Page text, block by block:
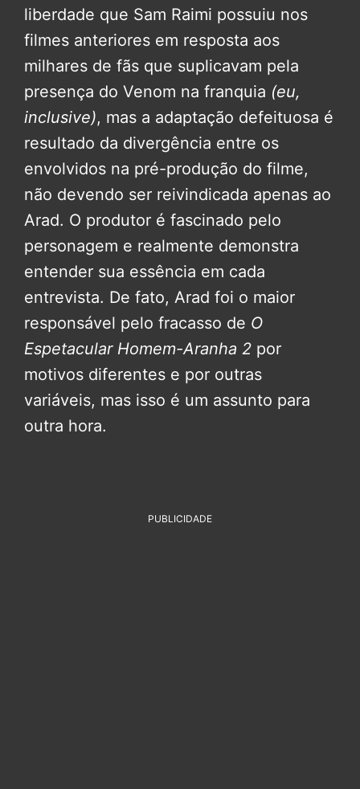
liberdade que Sam Raimi possuiu nos
filmes anteriores em resposta aos
milhares de fãs que suplicavam pela
presença do Venom na franquia (eu,
inclusive), mas a adaptação defeituosa é
resultado da divergência entre os
envolvidos na pré-produção do filme,
não devendo ser reivindicada apenas ao
Arad. O produtor é fascinado pelo
personagem e realmente demonstra
entender sua essência em cada
entrevista. De fato, Arad foi o maior
responsável pelo fracasso de O
Espetacular Homem-Aranha 2 por
motivos diferentes e por outras
variáveis, mas isso é um assunto para
outra hora.
PUBLICIDADE